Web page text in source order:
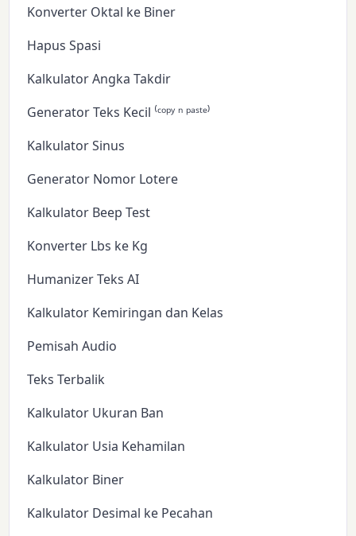
Konverter Oktal ke Biner
Hapus Spasi
Kalkulator Angka Takdir
Generator Teks Kecil ⁽ᶜᵒᵖʸ ⁿ ᵖᵃˢᵗᵉ⁾
Kalkulator Sinus
Generator Nomor Lotere
Kalkulator Beep Test
Konverter Lbs ke Kg
Humanizer Teks AI
Kalkulator Kemiringan dan Kelas
Pemisah Audio
Teks Terbalik
Kalkulator Ukuran Ban
Kalkulator Usia Kehamilan
Kalkulator Biner
Kalkulator Desimal ke Pecahan